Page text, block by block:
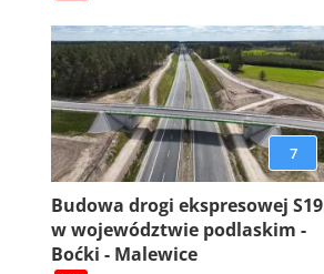
7
Budowa drogi ekspresowej S19
w województwie podlaskim -
Boćki - Malewice